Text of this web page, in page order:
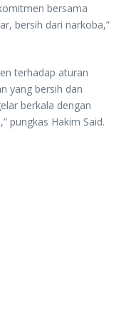
bersama
bersih dari narkoba,”
terhadap aturan
yang bersih dan
berkala dengan
pungkas Hakim Said.